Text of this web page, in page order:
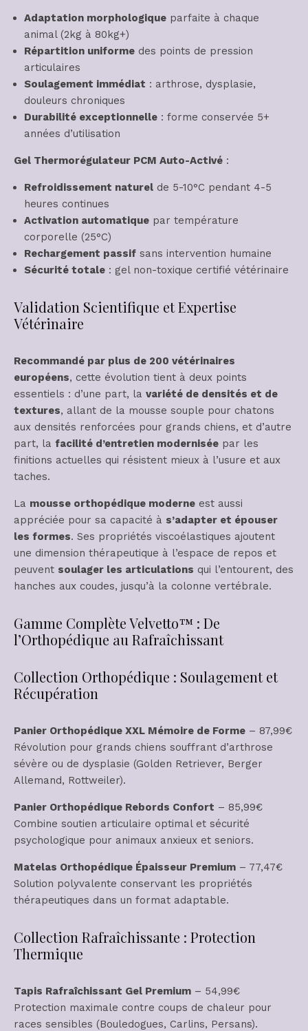
Adaptation morphologique parfaite à chaque
animal (2kg à 80kg+)
Répartition uniforme des points de pression
articulaires
Soulagement immédiat : arthrose, dysplasie,
douleurs chroniques
Durabilité exceptionnelle : forme conservée 5+
années d’utilisation
Gel Thermorégulateur PCM Auto-Activé :
Refroidissement naturel de 5-10°C pendant 4-5
heures continues
Activation automatique par température
corporelle (25°C)
Rechargement passif sans intervention humaine
Sécurité totale : gel non-toxique certifié vétérinaire
Validation Scientifique et Expertise
Vétérinaire
Recommandé par plus de 200 vétérinaires
européens, cette évolution tient à deux points
essentiels : d’une part, la variété de densités et de
textures, allant de la mousse souple pour chatons
aux densités renforcées pour grands chiens, et d’autre
part, la facilité d’entretien modernisée par les
finitions actuelles qui résistent mieux à l’usure et aux
taches.
La mousse orthopédique moderne est aussi
appréciée pour sa capacité à s’adapter et épouser
les formes. Ses propriétés viscoélastiques ajoutent
une dimension thérapeutique à l’espace de repos et
peuvent soulager les articulations qui l’entourent, des
hanches aux coudes, jusqu’à la colonne vertébrale.
Gamme Complète Velvetto™ : De
l’Orthopédique au Rafraîchissant
Collection Orthopédique : Soulagement et
Récupération
Panier Orthopédique XXL Mémoire de Forme – 87,99€
Révolution pour grands chiens souffrant d’arthrose
sévère ou de dysplasie (Golden Retriever, Berger
Allemand, Rottweiler).
Panier Orthopédique Rebords Confort – 85,99€
Combine soutien articulaire optimal et sécurité
psychologique pour animaux anxieux et seniors.
Matelas Orthopédique Épaisseur Premium – 77,47€
Solution polyvalente conservant les propriétés
thérapeutiques dans un format adaptable.
Collection Rafraîchissante : Protection
Thermique
Tapis Rafraîchissant Gel Premium – 54,99€
Protection maximale contre coups de chaleur pour
races sensibles (Bouledogues, Carlins, Persans).